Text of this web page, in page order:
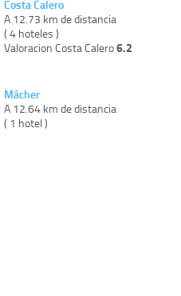
Costa Calero
A 12.73 km de distancia
( 4 hoteles )
Valoracion Costa Calero6.2
Mácher
A 12.64 km de distancia
( 1 hotel )